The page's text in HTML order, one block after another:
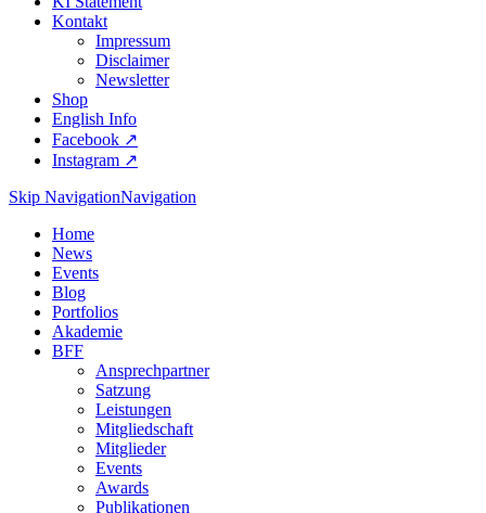
Kontakt
Impressum
Disclaimer
Newsletter
Shop
English Info
Facebook ↗︎
Instagram ↗︎
Skip NavigationNavigation
Home
News
Events
Blog
Portfolios
Akademie
BFF
Ansprechpartner
Satzung
Leistungen
Mitgliedschaft
Mitglieder
Events
Awards
Publikationen